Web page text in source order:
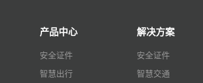
产品中心
安全证件
智慧出行
解决方案
安全证件
智慧交通